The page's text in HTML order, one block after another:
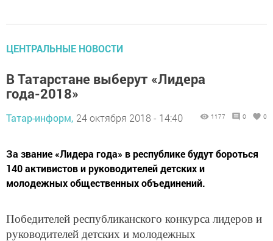
ЦЕНТРАЛЬНЫЕ НОВОСТИ
В Татарстане выберут «Лидера
года-2018»
Татар-информ, 24 октября 2018 - 14:40 1177 0 0
За звание «Лидера года» в республике будут бороться
140 активистов и руководителей детских и
молодежных общественных объединений.
Победителей республиканского конкурса лидеров и
руководителей детских и молодежных